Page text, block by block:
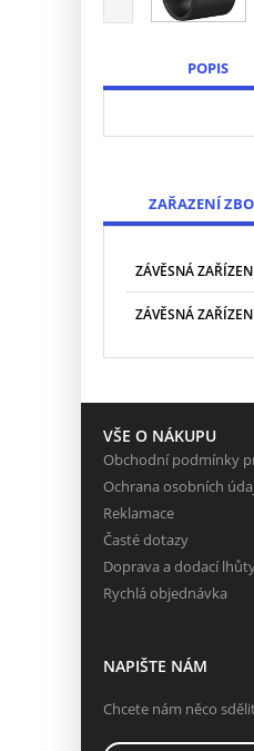
POPIS
ZAŘAZENÍ
ZÁVĚSNÁ
ZÁVĚSNÁ
VŠE O NÁKUPU
Obchodní podmínky
Ochrana osobních
Reklamace
Časté dotazy
Doprava a dodací
Rychlá objednávka
NAPIŠTE NÁM
Chcete nám něco